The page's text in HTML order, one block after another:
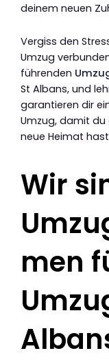
deinem neuen
Vergiss den
Umzug
führenden
St Albans, und
garantieren dir
Umzug, damit du
neue Heimat
Wir
men